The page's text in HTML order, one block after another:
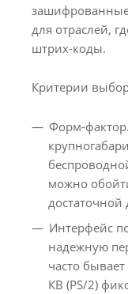
для отраслей,
штрих-коды.
Критерии
Форм-
можно
Интерфейс
надежную
часто
КВ (PS/2)